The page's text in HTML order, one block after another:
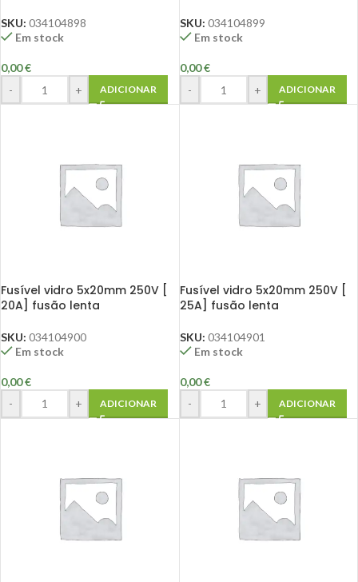
SKU: 034104898
Em stock
0,00€
-
+ ADICIONAR
SKU: 034104899
Em stock
0,00€
-
+ ADICIONAR
Fusível vidro 5x20mm 250V [
20A] fusão lenta
SKU: 034104900
Em stock
0,00€
-
+ ADICIONAR
Fusível vidro 5x20mm 250V [
25A] fusão lenta
SKU: 034104901
Em stock
0,00€
-
+ ADICIONAR